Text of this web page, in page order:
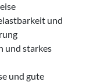
und
und starkes
und gute